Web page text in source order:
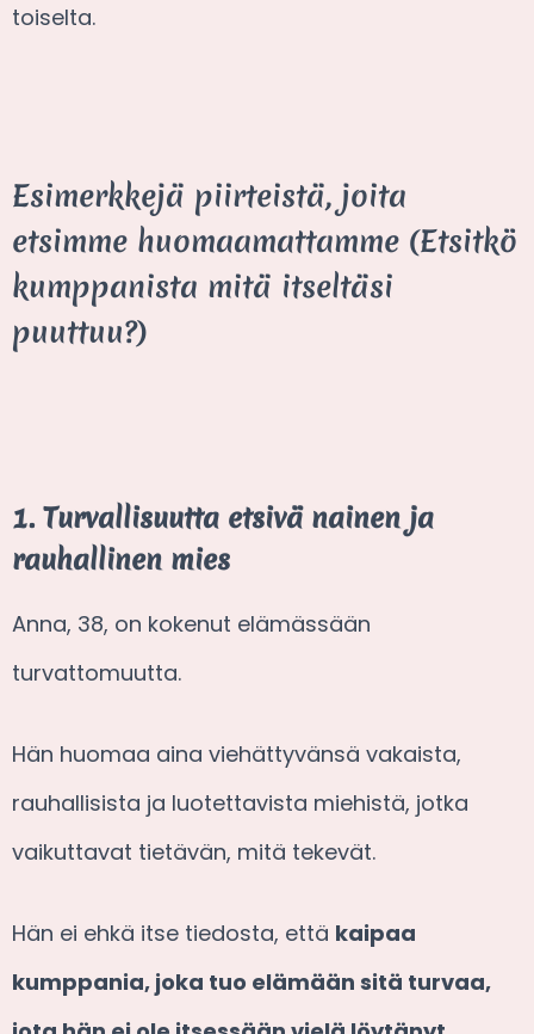
toiselta.
Esimerkkejä piirteistä, joita
etsimme huomaamattamme (Etsitkö
kumppanista mitä itseltäsi
puuttuu?)
1. Turvallisuutta etsivä nainen ja
rauhallinen mies
Anna, 38, on kokenut elämässään
turvattomuutta.
Hän huomaa aina viehättyvänsä vakaista,
rauhallisista ja luotettavista miehistä, jotka
vaikuttavat tietävän, mitä tekevät.
Hän ei ehkä itse tiedosta, että kaipaa
kumppania, joka tuo elämään sitä turvaa,